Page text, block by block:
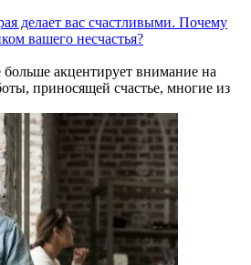
делает вас счастливыми. Почему
вашего несчастья?
больше акцентирует внимание на
приносящей счастье, многие из